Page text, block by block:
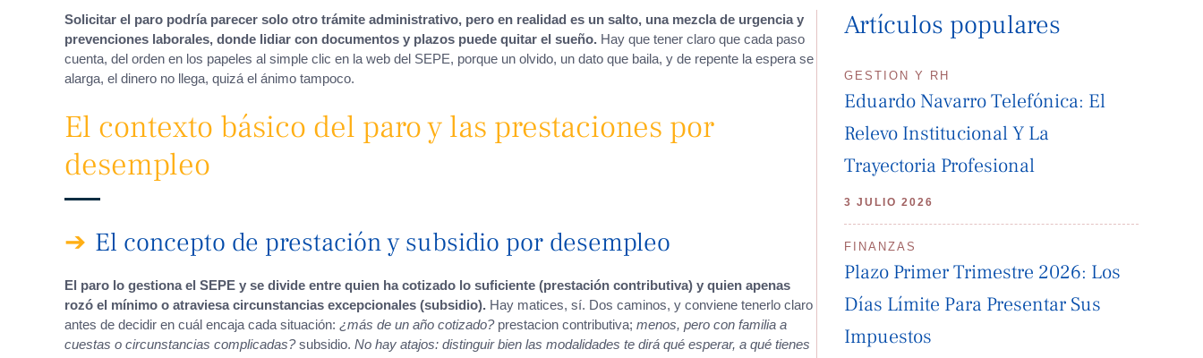
Solicitar el paro podría parecer solo otro trámite administrativo, pero en realidad es un salto, una mezcla de urgencia y
prevenciones laborales, donde lidiar con documentos y plazos puede quitar el sueño. Hay que tener claro que cada paso
cuenta, del orden en los papeles al simple clic en la web del SEPE, porque un olvido, un dato que baila, y de repente la espera se
alarga, el dinero no llega, quizá el ánimo tampoco.
El contexto básico del paro y las prestaciones por
desempleo
El concepto de prestación y subsidio por desempleo
El paro lo gestiona el SEPE y se divide entre quien ha cotizado lo suficiente (prestación contributiva) y quien apenas
rozó el mínimo o atraviesa circunstancias excepcionales (subsidio). Hay matices, sí. Dos caminos, y conviene tenerlo claro
antes de decidir en cuál encaja cada situación: ¿más de un año cotizado?prestacion contributiva; menos, pero con familia a
cuestas o circunstancias complicadas?subsidio. No hay atajos: distinguir bien las modalidades te dirá qué esperar, a qué tienes
Artículos populares
GESTION Y RH
Eduardo Navarro Telefónica: El
Relevo Institucional Y La
Trayectoria Profesional
3 JULIO 2026
FINANZAS
Plazo Primer Trimestre 2026: Los
Días Límite Para Presentar Sus
Impuestos